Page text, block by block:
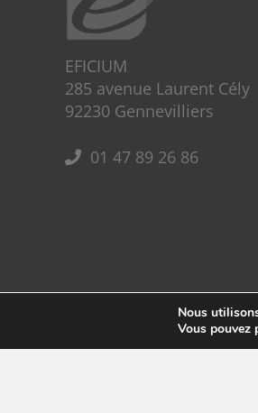
EFICIUM
285 avenue Laurent Cély
92230 Gennevilliers
01 47 89 26 86
Nous
Vous pouvez